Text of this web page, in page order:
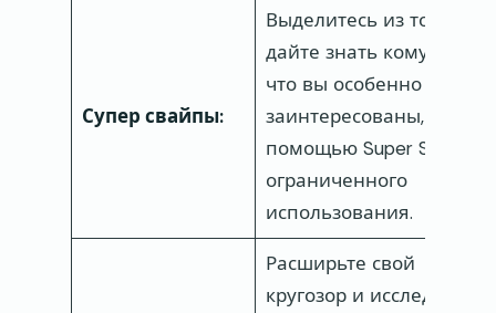
Супер свайпы:
Выделитесь из толпы и
дайте знать кому-то,
что вы особенно
заинтересованы, с
помощью Super Swipe
ограниченного
использования.
Расширьте свой
кругозор и исследуйте